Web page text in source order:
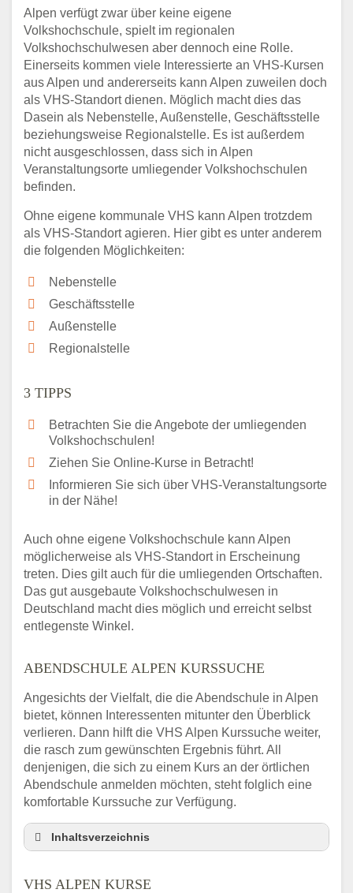
Alpen verfügt zwar über keine eigene
Volkshochschule, spielt im regionalen
Volkshochschulwesen aber dennoch eine Rolle.
Einerseits kommen viele Interessierte an VHS-Kursen
aus Alpen und andererseits kann Alpen zuweilen doch
als VHS-Standort dienen. Möglich macht dies das
Dasein als Nebenstelle, Außenstelle, Geschäftsstelle
beziehungsweise Regionalstelle. Es ist außerdem
nicht ausgeschlossen, dass sich in Alpen
Veranstaltungsorte umliegender Volkshochschulen
befinden.
Ohne eigene kommunale VHS kann Alpen trotzdem
als VHS-Standort agieren. Hier gibt es unter anderem
die folgenden Möglichkeiten:
Nebenstelle
Geschäftsstelle
Außenstelle
Regionalstelle
3 TIPPS
Betrachten Sie die Angebote der umliegenden
Volkshochschulen!
Ziehen Sie Online-Kurse in Betracht!
Informieren Sie sich über VHS-Veranstaltungsorte
in der Nähe!
Auch ohne eigene Volkshochschule kann Alpen
möglicherweise als VHS-Standort in Erscheinung
treten. Dies gilt auch für die umliegenden Ortschaften.
Das gut ausgebaute Volkshochschulwesen in
Deutschland macht dies möglich und erreicht selbst
entlegenste Winkel.
ABENDSCHULE ALPEN KURSSUCHE
Angesichts der Vielfalt, die die Abendschule in Alpen
bietet, können Interessenten mitunter den Überblick
verlieren. Dann hilft die VHS Alpen Kurssuche weiter,
die rasch zum gewünschten Ergebnis führt. All
denjenigen, die sich zu einem Kurs an der örtlichen
Abendschule anmelden möchten, steht folglich eine
komfortable Kurssuche zur Verfügung.
Inhaltsverzeichnis
3 Tipps
VHS ALPEN KURSE